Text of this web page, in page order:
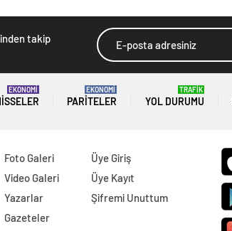
takip
EKONOMİ
PARITELER
EKONOMİ
YOL DURUMU
TRAFİK
Foto Galeri
Video Galeri
Yazarlar
Gazeteler
Üye Giriş
Üye Kayıt
Şifremi Unuttum